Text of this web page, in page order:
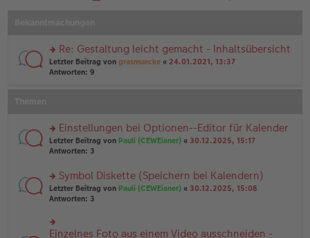
1
v
o
n
3
rs
te
es
e
n
B
ei
tr
Re: Gestaltung leicht gemacht - Inhaltsübersicht
Letzter Beitrag von grasmuecke « 24.01.2021, 13:37
Antworten: 9
rs
te
n
g
el
e
n
Einstellungen bei Optionen--Editor für Kalender
Letzter Beitrag von Pauli (CEWEianer) « 30.12.2025, 15:17
Antworten: 3
rs
te
u
n
Symbol Diskette (Speichern bei Kalendern)
Letzter Beitrag von Pauli (CEWEianer) « 30.12.2025, 15:08
Antworten: 3
rs
Einzelnes Foto aus einem Video ausschneiden -